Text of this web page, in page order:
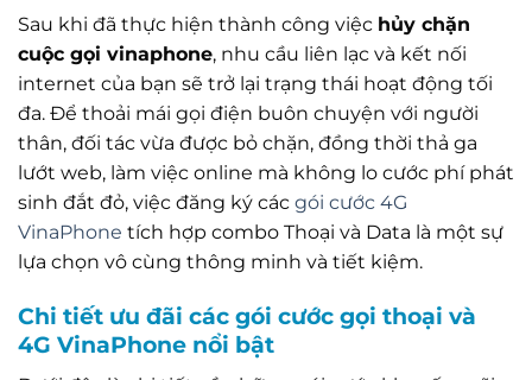
Sau khi đã thực hiện thành công việc hủy chặn
cuộc gọi vinaphone, nhu cầu liên lạc và kết nối
internet của bạn sẽ trở lại trạng thái hoạt động tối
đa. Để thoải mái gọi điện buôn chuyện với người
thân, đối tác vừa được bỏ chặn, đồng thời thả ga
lướt web, làm việc online mà không lo cước phí phát
sinh đắt đỏ, việc đăng ký các gói cước 4G
VinaPhone tích hợp combo Thoại và Data là một sự
lựa chọn vô cùng thông minh và tiết kiệm.
Chi tiết ưu đãi các gói cước gọi thoại và
4G VinaPhone nổi bật